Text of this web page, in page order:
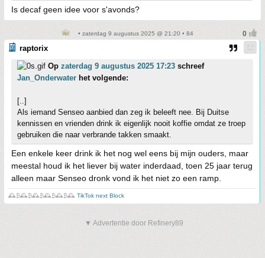
Is decaf geen idee voor s'avonds?
• zaterdag 9 augustus 2025 @ 21:20 • 84
raptorix
Op zaterdag 9 augustus 2025 17:23 schreef
Jan_Onderwater het volgende:
[..]
Als iemand Senseo aanbied dan zeg ik beleeft nee. Bij Duitse
kennissen en vrienden drink ik eigenlijk nooit koffie omdat ze troep
gebruiken die naar verbrande takken smaakt.
Een enkele keer drink ik het nog wel eens bij mijn ouders, maar
meestal houd ik het liever bij water inderdaad, toen 25 jaar terug
alleen maar Senseo dronk vond ik het niet zo een ramp.
🕰️₿🕰️₿🕰️₿🕰️₿🕰️₿🕰️ TikTok next Block
▼ Advertentie door Refinery89